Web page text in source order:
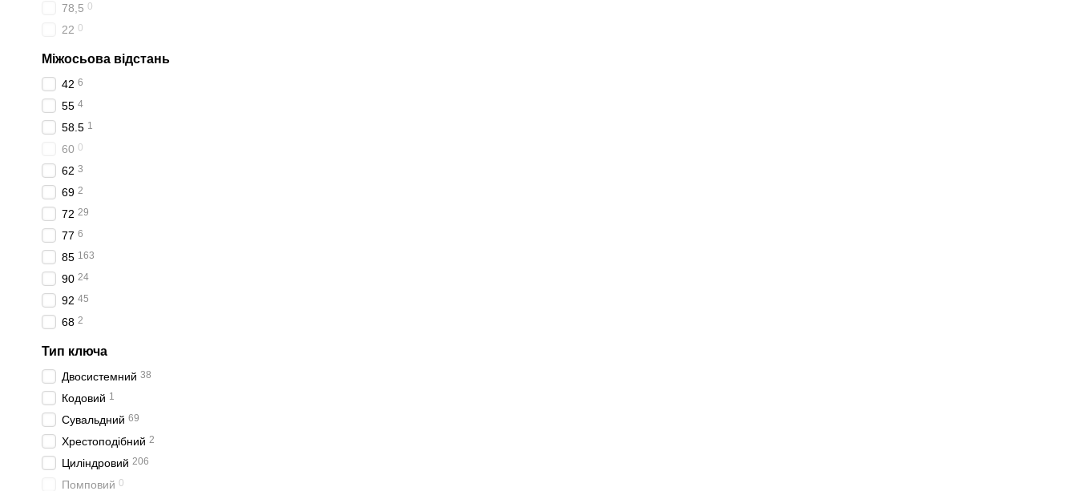
78,5 0
22 0
Міжосьова відстань
42 6
55 4
58.5 1
60 0
62 3
69 2
72 29
77 6
85 163
90 24
92 45
68 2
Тип ключа
Двосистемний 38
Кодовий 1
Сувальдний 69
Хрестоподібний 2
Циліндровий 206
Помповий 0